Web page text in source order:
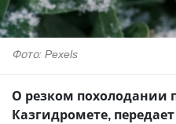
Фото: Pexels
О резком похолодании
Казгидромете, передает